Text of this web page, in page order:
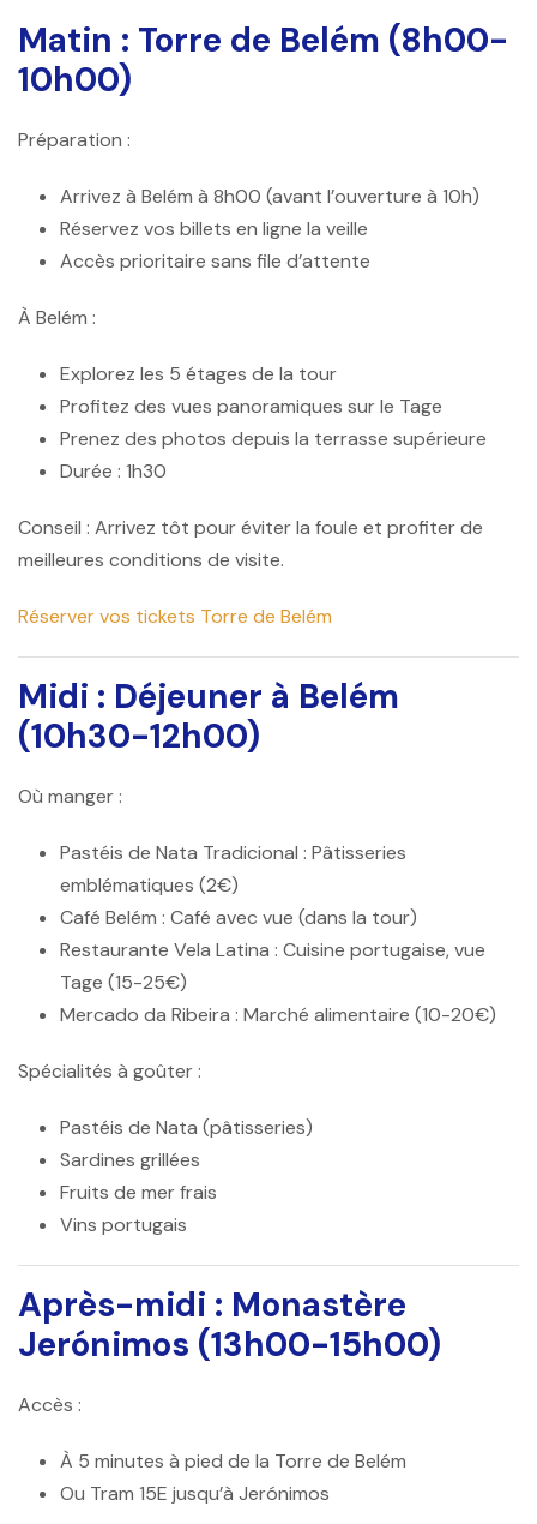
Matin : Torre de Belém (8h00-
10h00)
Préparation :
Arrivez à Belém à 8h00 (avant l’ouverture à 10h)
Réservez vos billets en ligne la veille
Accès prioritaire sans file d’attente
À Belém :
Explorez les 5 étages de la tour
Profitez des vues panoramiques sur le Tage
Prenez des photos depuis la terrasse supérieure
Durée : 1h30
Conseil : Arrivez tôt pour éviter la foule et profiter de
meilleures conditions de visite.
Réserver vos tickets Torre de Belém
Midi : Déjeuner à Belém
(10h30-12h00)
Où manger :
Pastéis de Nata Tradicional : Pâtisseries
emblématiques (2€)
Café Belém : Café avec vue (dans la tour)
Restaurante Vela Latina : Cuisine portugaise, vue
Tage (15-25€)
Mercado da Ribeira : Marché alimentaire (10-20€)
Spécialités à goûter :
Pastéis de Nata (pâtisseries)
Sardines grillées
Fruits de mer frais
Vins portugais
Après-midi : Monastère
Jerónimos (13h00-15h00)
Accès :
À 5 minutes à pied de la Torre de Belém
Ou Tram 15E jusqu’à Jerónimos